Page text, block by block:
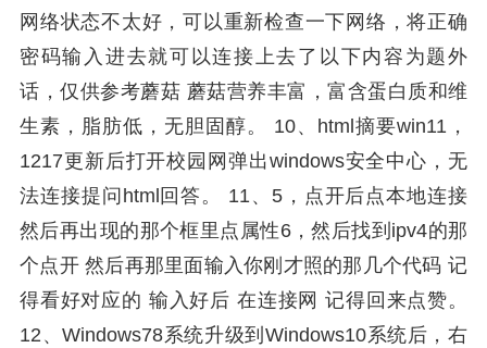
网络状态不太好，可以重新检查一下网络，将正确
密码输入进去就可以连接上去了以下内容为题外
话，仅供参考蘑菇 蘑菇营养丰富，富含蛋白质和维
生素，脂肪低，无胆固醇。 10、html摘要win11，
1217更新后打开校园网弹出windows安全中心，无
法连接提问html回答。 11、5，点开后点本地连接
然后再出现的那个框里点属性6，然后找到ipv4的那
个点开 然后再那里面输入你刚才照的那几个代码 记
得看好对应的 输入好后 在连接网 记得回来点赞。
12、Windows78系统升级到Windows10系统后，右